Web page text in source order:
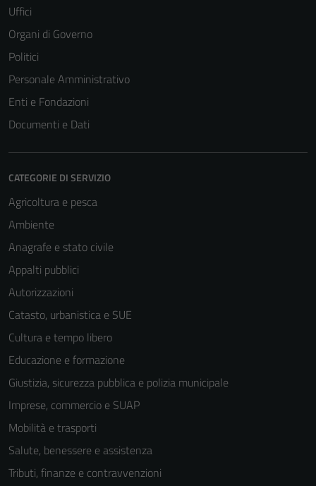
Uffici
Organi di Governo
Politici
Personale Amministrativo
Enti e Fondazioni
Documenti e Dati
CATEGORIE DI SERVIZIO
Agricoltura e pesca
Ambiente
Anagrafe e stato civile
Appalti pubblici
Autorizzazioni
Catasto, urbanistica e SUE
Cultura e tempo libero
Educazione e formazione
Giustizia, sicurezza pubblica e polizia municipale
Imprese, commercio e SUAP
Mobilità e trasporti
Salute, benessere e assistenza
Tributi, finanze e contravvenzioni
per il